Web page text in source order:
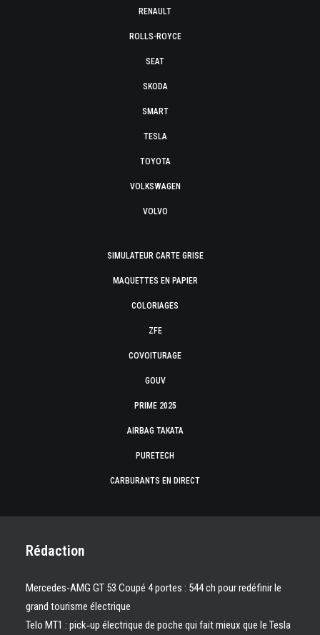
RENAULT
ROLLS-ROYCE
SEAT
SKODA
SMART
TESLA
TOYOTA
VOLKSWAGEN
VOLVO
SIMULATEUR CARTE GRISE
MAQUETTES EN PAPIER
COLORIAGES
ZFE
COVOITURAGE
GOUV
PRIME 2025
AIRBAG TAKATA
PURETECH
CARBURANTS EN DIRECT
Rédaction
Mercedes-AMG GT 53 Coupé 4 portes : 544 ch pour redéfinir le
grand tourisme électrique
Telo MT1 : pick‑up électrique de poche qui fait mieux que le Tesla